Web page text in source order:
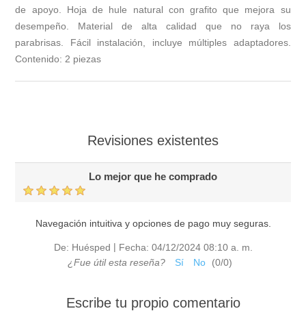
de apoyo. Hoja de hule natural con grafito que mejora su
desempeño. Material de alta calidad que no raya los
parabrisas. Fácil instalación, incluye múltiples adaptadores.
Contenido: 2 piezas
Revisiones existentes
Lo mejor que he comprado
Navegación intuitiva y opciones de pago muy seguras.
De: Huésped | Fecha: 04/12/2024 08:10 a. m.
¿Fue útil esta reseña?
Sí No (0/0)
Escribe tu propio comentario